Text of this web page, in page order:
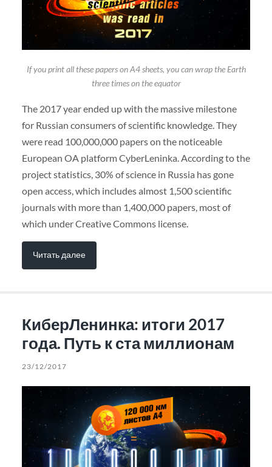
If you print all these papers on A4 sheets, you can wrap the Earth
three times on the equator
The 2017 year ended up with the massive milestone
for Russian consumers of scientific knowledge. They
were read 100,000,000 papers on the noticeable
European OA platform CyberLeninka. According to the
project statistics, 30% of science in Russia has gone
open access, which includes almost 1,500 scientific
journals with more than 1,400,000 papers, most of
which under Creative Commons license.
Читать далее
КиберЛенинка: итоги 2017
года. Путь к ста миллионам
23/12/2017